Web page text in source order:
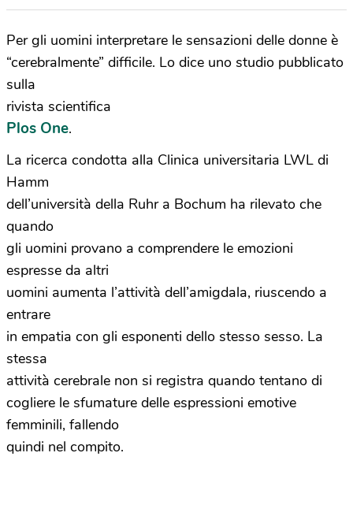
Per gli uomini interpretare le sensazioni delle donne è
“cerebralmente” difficile. Lo dice uno studio pubblicato
sulla
rivista scientifica
Plos One.
La ricerca condotta alla Clinica universitaria LWL di
Hamm
dell’università della Ruhr a Bochum ha rilevato che
quando
gli uomini provano a comprendere le emozioni
espresse da altri
uomini aumenta l’attività dell’amigdala, riuscendo a
entrare
in empatia con gli esponenti dello stesso sesso. La
stessa
attività cerebrale non si registra quando tentano di
cogliere le sfumature delle espressioni emotive
femminili, fallendo
quindi nel compito.